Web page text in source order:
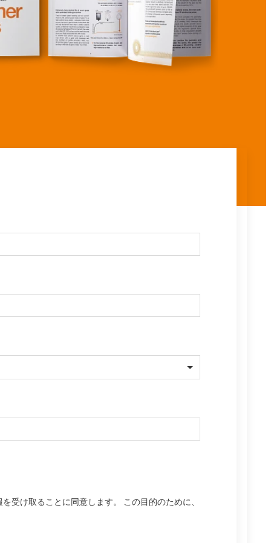
受け取ることに同意します。 この目的のために、